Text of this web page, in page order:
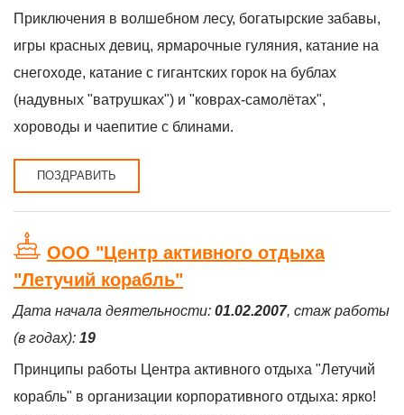
Приключения в волшебном лесу, богатырские забавы,
игры красных девиц, ярмарочные гуляния, катание на
снегоходе, катание с гигантских горок на бублах
(надувных "ватрушках") и "коврах-самолётах",
хороводы и чаепитие с блинами.
ПОЗДРАВИТЬ
ООО "Центр активного отдыха
"Летучий корабль"
Дата начала деятельности: 01.02.2007, стаж работы
(в годах): 19
Принципы работы Центра активного отдыха "Летучий
корабль" в организации корпоративного отдыха: ярко!